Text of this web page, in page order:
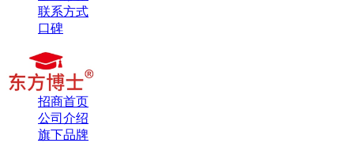
联系方式
口碑
招商首页
公司介绍
旗下品牌